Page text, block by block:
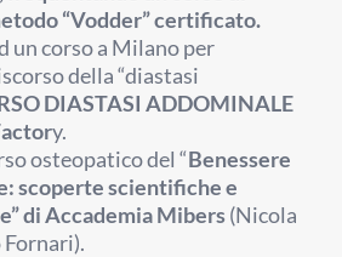
“Vodder” certificato.
un corso a Milano per
della “diastasi
DIASTASI ADDOMINALE
y.
osteopatico del “Benessere
scoperte scientifiche e
di Accademia Mibers(Nicola